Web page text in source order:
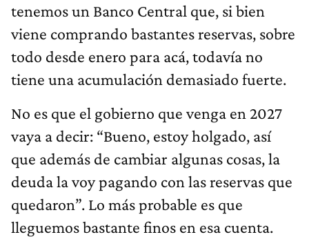
tenemos un Banco Central que, si bien
viene comprando bastantes reservas, sobre
todo desde enero para acá, todavía no
tiene una acumulación demasiado fuerte.
No es que el gobierno que venga en 2027
vaya a decir: “Bueno, estoy holgado, así
que además de cambiar algunas cosas, la
deuda la voy pagando con las reservas que
quedaron”. Lo más probable es que
lleguemos bastante finos en esa cuenta.